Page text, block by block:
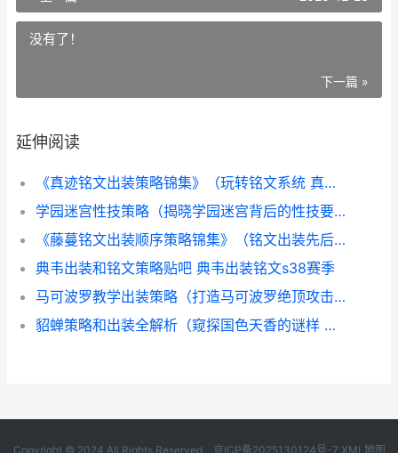
没有了！
下一篇 »
延伸阅读
《真迹铭文出装策略锦集》（玩转铭文系统 真伤铭文怎么配
学园迷宫性技策略（揭晓学园迷宫背后的性技要领 校园迷宫超现实难度
《藤蔓铭文出装顺序策略锦集》（铭文出装先后顺序详细解答 藤蔓符文怎么获得
典韦出装和铭文策略贴吧 典韦出装铭文s38赛季
马可波罗教学出装策略（打造马可波罗绝顶攻击装备 马可波罗新手教学
貂蝉策略和出装全解析（窥探国色天香的谜样 貂蝉策略和出装攻略
Copyright © 2024 All Rights Reserved. 京ICP备2025130124号-7 XML地图